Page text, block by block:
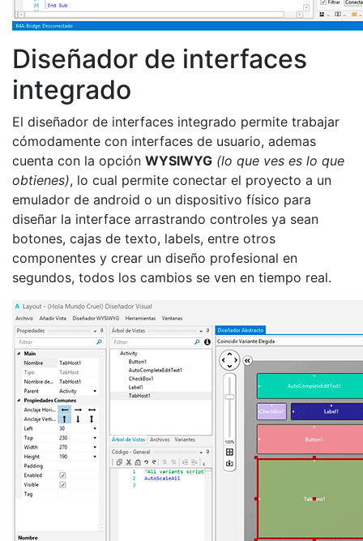
Diseñador de interfaces
integrado
El diseñador de interfaces integrado permite trabajar
cómodamente con interfaces de usuario, ademas
cuenta con la opción WYSIWYG (lo que ves es lo que
obtienes), lo cual permite conectar el proyecto a un
emulador de android o un dispositivo físico para
diseñar la interface arrastrando controles ya sean
botones, cajas de texto, labels, entre otros
componentes y crear un diseño profesional en
segundos, todos los cambios se ven en tiempo real.